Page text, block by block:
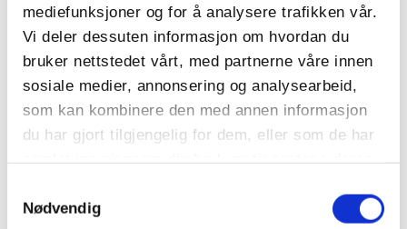
mediefunksjoner og for å analysere trafikken vår.
Vi deler dessuten informasjon om hvordan du
bruker nettstedet vårt, med partnerne våre innen
sosiale medier, annonsering og analysearbeid,
som kan kombinere den med annen informasjon
du har gjort tilgjengelig for dem, eller som de har
samlet inn gjennom din bruk av tjenestene deres.
Nødvendig